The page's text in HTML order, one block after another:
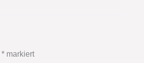
* markiert